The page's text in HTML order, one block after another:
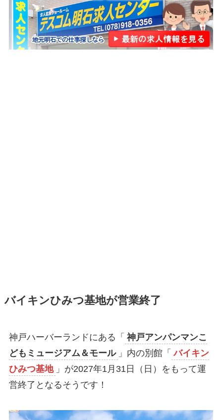
バイキンひみつ基地が営業終了
神戸ハーバーランドにある「 神戸アンパンマンこ
どもミュージアム＆モール 」内の別館「 バイキン
ひみつ基地 」が2027年1月31日（日）をもって運
営終了となるそうです！